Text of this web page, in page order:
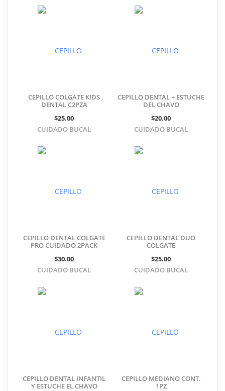
CEPILLO COLGATE KIDS
DENTAL C2PZA
$25.00
CUIDADO BUCAL
CEPILLO DENTAL + ESTUCHE
DEL CHAVO
$20.00
CUIDADO BUCAL
CEPILLO DENTAL COLGATE
PRO CUIDADO 2PACK
$30.00
CUIDADO BUCAL
CEPILLO DENTAL DUO
COLGATE
$25.00
CUIDADO BUCAL
CEPILLO DENTAL INFANTIL
Y ESTUCHE EL CHAVO
CEPILLO MEDIANO CONT.
1PZ